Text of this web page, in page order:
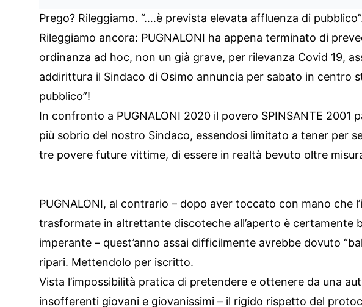
Prego? Rileggiamo. “….è prevista elevata affluenza di
Rileggiamo ancora: PUGNALONI ha appena terminato di
ordinanza ad hoc, non un già grave, per rilevanza Covid 19,
addirittura il Sindaco di Osimo annuncia per sabato in centro
pubblico”!
In confronto a PUGNALONI 2020 il povero SPINSANTE
più sobrio del nostro Sindaco, essendosi limitato a tener per
tre povere future vittime, di essere in realtà bevuto oltre
PUGNALONI, al contrario – dopo aver toccato con mano che
trasformate in altrettante discoteche all’aperto è certamente
imperante – quest’anno assai difficilmente avrebbe dovuto
ripari. Mettendolo per iscritto.
Vista l’impossibilità pratica di pretendere e ottenere da una
insofferenti giovani e giovanissimi – il rigido rispetto del